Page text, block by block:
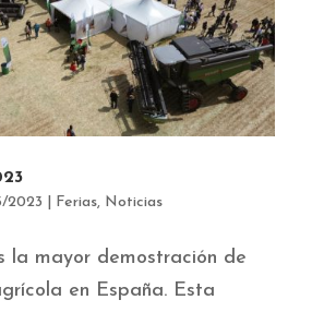
2023 Ferias, Noticias
la mayor demostración de
en España. Esta